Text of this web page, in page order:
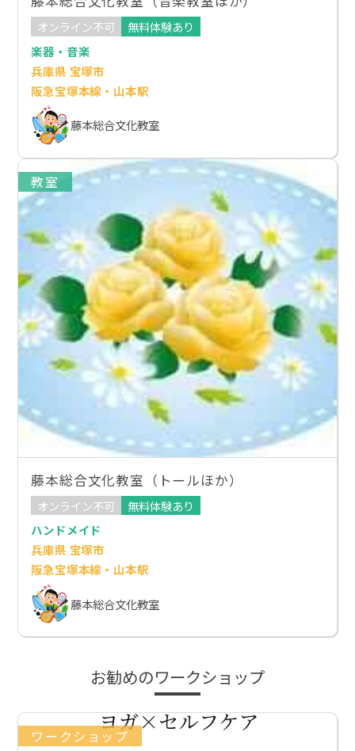
オンライン不可
無料体験あり
楽器・音楽
兵庫県 宝塚市
阪急宝塚本線・山本駅
藤本総合文化教室
教室
藤本総合文化教室（トールほか）
オンライン不可
無料体験あり
ハンドメイド
兵庫県 宝塚市
阪急宝塚本線・山本駅
藤本総合文化教室
お勧めのワークショップ
ワークショップ